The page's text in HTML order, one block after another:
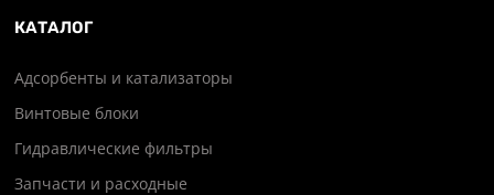
КАТАЛОГ
Адсорбенты и катализаторы
Винтовые блоки
Гидравлические фильтры
Запчасти и расходные